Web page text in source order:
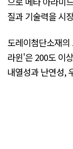
질과 기술력을 시
도레이첨단소재
라윈'은 200도 이
내열성과 난연성,